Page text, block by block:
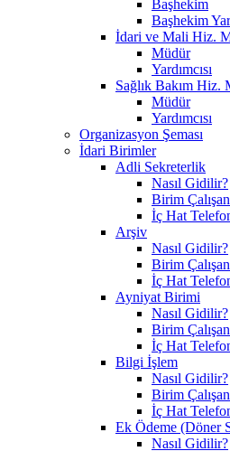
Başhekim
Başhekim
İdari ve Mali Hiz.
Müdür
Yardımcısı
Sağlık Bakım Hiz.
Müdür
Yardımcısı
Organizasyon Şeması
İdari Birimler
Adli Sekreterlik
Nasıl Gidilir?
Birim
İç Hat
Arşiv
Nasıl Gidilir?
Birim
İç Hat
Ayniyat Birimi
Nasıl Gidilir?
Birim
İç Hat
Bilgi İşlem
Nasıl Gidilir?
Birim
İç Hat
Ek Ödeme (Döner
Nasıl Gidilir?